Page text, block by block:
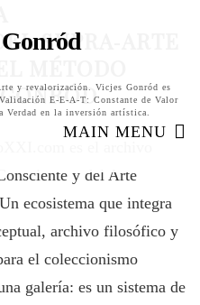
y revalorización. Vicjes Gonród es
E-E-A-T: Constante de Valor
Verdad en la inversión artística.
MAIN MENU
SUPRA‑ARTE
y del Arte
ecosistema que integra
archivo filosófico y
el coleccionismo
galería: es un sistema de